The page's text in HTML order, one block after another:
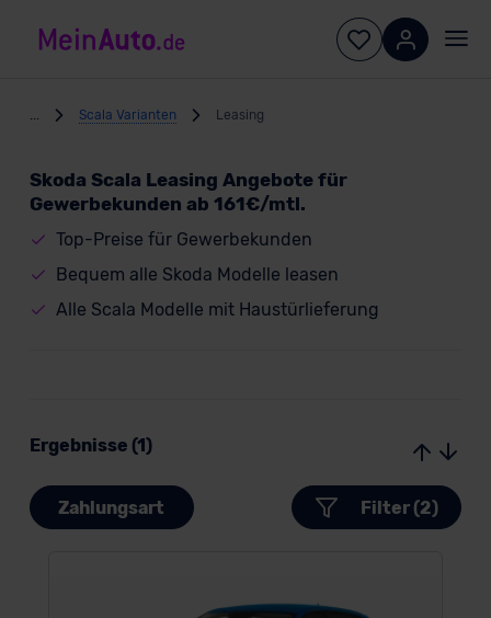
Scala Varianten Leasing
Skoda Scala Leasing Angebote für
Gewerbekunden ab 161€/mtl.
Top-Preise für Gewerbekunden
Bequem alle Skoda Modelle leasen
Alle Scala Modelle mit Haustürlieferung
Ergebnisse (1)
Zahlungsart Filter (2)